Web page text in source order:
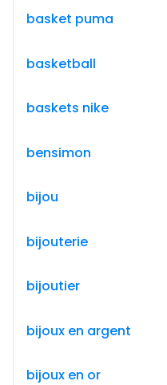
basket puma
basketball
baskets nike
bensimon
bijou
bijouterie
bijoutier
bijoux en argent
bijoux en or